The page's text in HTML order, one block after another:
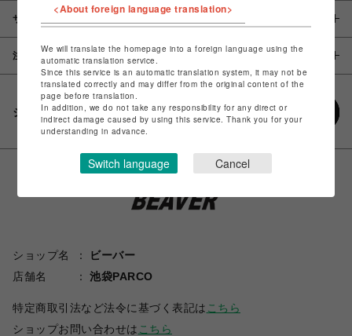
サイズ
注意事項
シェアする
ショップ名
ビーバー
店舗名
池袋PARCO
特定商取引法など法令に基づく表記は こちら
ショップお問い合わせは こちら
<About foreign language translation>
We will translate the homepage into a foreign language using the
automatic translation service.
Since this service is an automatic translation system, it may not be
translated correctly and may differ from the original content of the
page before translation.
In addition, we do not take any responsibility for any direct or
indirect damage caused by using this service. Thank you for your
understanding in advance.
Switch language Cancel